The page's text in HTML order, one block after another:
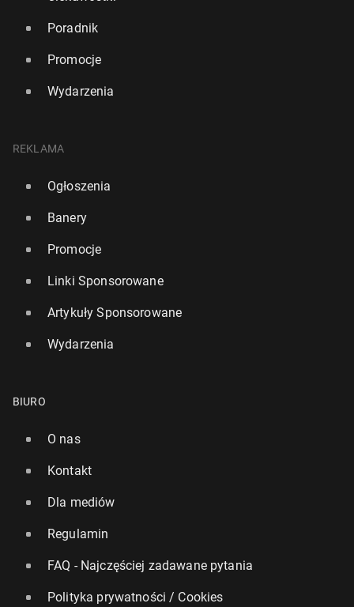
Poradnik
Promocje
Wydarzenia
REKLAMA
Ogłoszenia
Banery
Promocje
Linki Sponsorowane
Artykuły Sponsorowane
Wydarzenia
BIURO
O nas
Kontakt
Dla mediów
Regulamin
FAQ - Najczęściej zadawane pytania
Polityka prywatności / Cookies